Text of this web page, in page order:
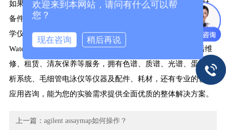
如果您在使用Agilent 6890等仪器过程中，有实验仪器、耗材、
备件及售后维修维保等方面的需求，欢迎选择我们上海隐智科
学仪器有限公司。我们公司主营业务涵盖Thermofisher、
Waters、Agilent、GE、Cytiva、Beckman等品牌，提供包括维
修、租赁、清灰保养等服务，拥有色谱、质谱、光谱、蛋白层
析系统、毛细管电泳仪等仪器及配件、耗材，还有专业的色谱
应用咨询，能为您的实验需求提供全面优质的整体解决方案。
上一篇：agilent assaymap如何操作？
欢迎来到本网站，请问有什么可以帮
您？
现在咨询 稍后再说